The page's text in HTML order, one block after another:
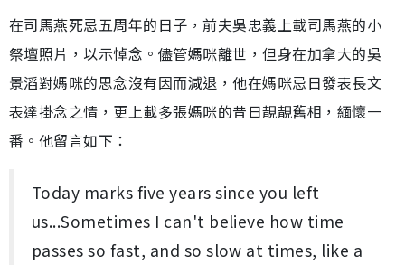
在司馬燕死忌五周年的日子，前夫吳忠義上載司馬燕的小
祭壇照片，以示悼念。儘管媽咪離世，但身在加拿大的吳
景滔對媽咪的思念沒有因而減退，他在媽咪忌日發表長文
表達掛念之情，更上載多張媽咪的昔日靚靚舊相，緬懷一
番。他留言如下：
Today marks five years since you left
us...Sometimes I can't believe how time
passes so fast, and so slow at times, like a